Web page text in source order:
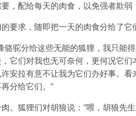
，配给每天的肉食，以免强者欺弱
要求，随即把一天的肉食分给了它
骆驼分给这些无能的狐狸，我只能
它们对我也无可奈何，更何况它们
安拉有意不让我为它们办好事。看
分给它们。”
。狐狸们对胡狼说：“喂，胡狼先